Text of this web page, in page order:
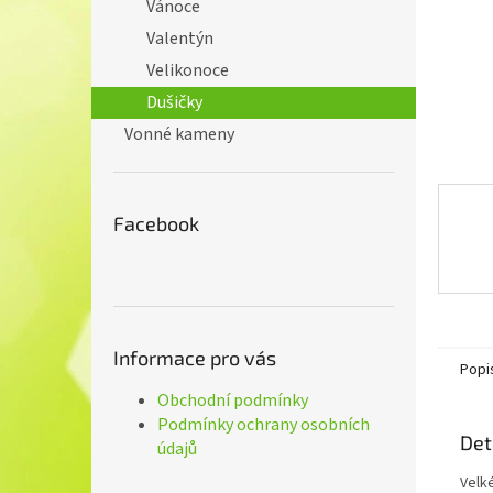
Vánoce
Valentýn
Velikonoce
Dušičky
Vonné kameny
Facebook
Informace pro vás
Obchodní podmínky
Podmínky ochrany osobních
údajů